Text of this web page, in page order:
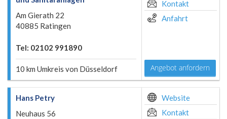
Am Gierath 22
40885 Ratingen
Tel: 02102 991890
10 km Umkreis von Düsseldorf
Kontakt
Anfahrt
Angebot anfordern
Hans Petry
Neuhaus 56
Website
Kontakt